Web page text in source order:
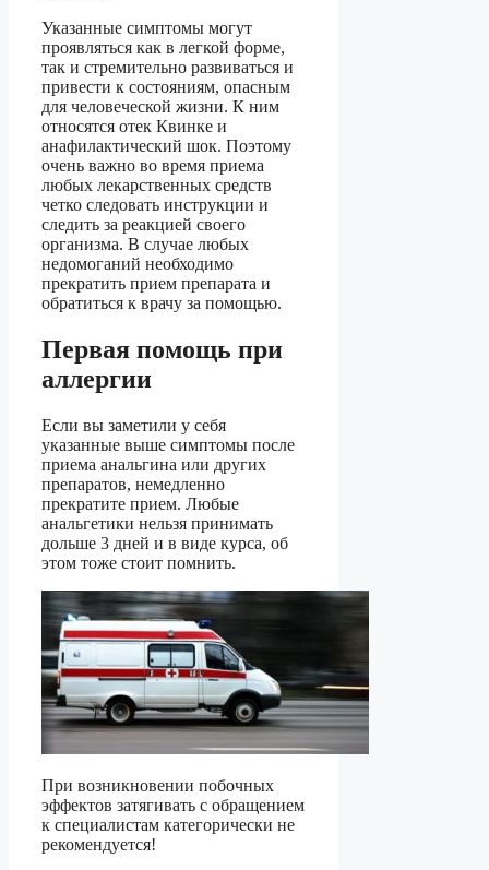
Указанные симптомы могут
проявляться как в легкой форме,
так и стремительно развиваться и
привести к состояниям, опасным
для человеческой жизни. К ним
относятся отек Квинке и
анафилактический шок. Поэтому
очень важно во время приема
любых лекарственных средств
четко следовать инструкции и
следить за реакцией своего
организма. В случае любых
недомоганий необходимо
прекратить прием препарата и
обратиться к врачу за помощью.
Первая помощь при
аллергии
Если вы заметили у себя
указанные выше симптомы после
приема анальгина или других
препаратов, немедленно
прекратите прием. Любые
анальгетики нельзя принимать
дольше 3 дней и в виде курса, об
этом тоже стоит помнить.
При возникновении побочных
эффектов затягивать с обращением
к специалистам категорически не
рекомендуется!